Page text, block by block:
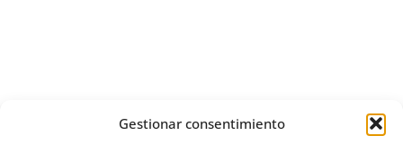
Gestionar consentimiento